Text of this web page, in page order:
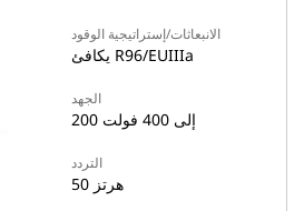
الانبعاثات/إستراتيجية الوقود
يكافئ R96/EUIIIa
الجهد
200 إلى 400 فولت
التردد
50 هرتز